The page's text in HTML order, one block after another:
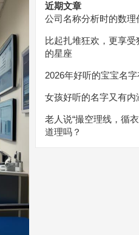
近期文章
公司名称分析时的数理
比起扎堆狂欢，更享
的星座
2026年好听的宝宝名
女孩好听的名字又有内
老人说“撮空理线，循
道理吗？